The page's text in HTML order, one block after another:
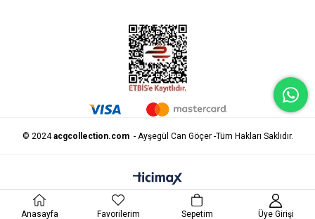
© 2024acgcollection.com- Ayşegül Can Göçer -Tüm Hakları Saklıdır.
Anasayfa Favorilerim Sepetim Üye Girişi